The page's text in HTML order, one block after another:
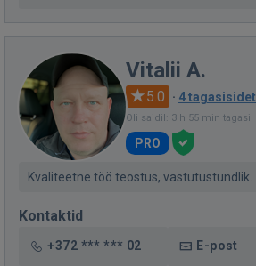
Vitalii A.
5.0 · 4 tagasisidet
Oli saidil: 3 h 55 min tagasi
PRO
Kvaliteetne töö teostus, vastutustundlik.
Kontaktid
+372 *** *** 02 E-post